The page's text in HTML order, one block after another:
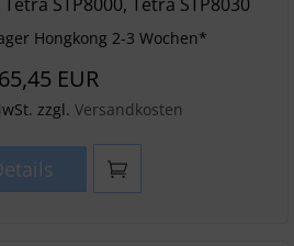
Hongkong 2-3 Wochen*
65,45 EUR
zzgl. Versandkosten